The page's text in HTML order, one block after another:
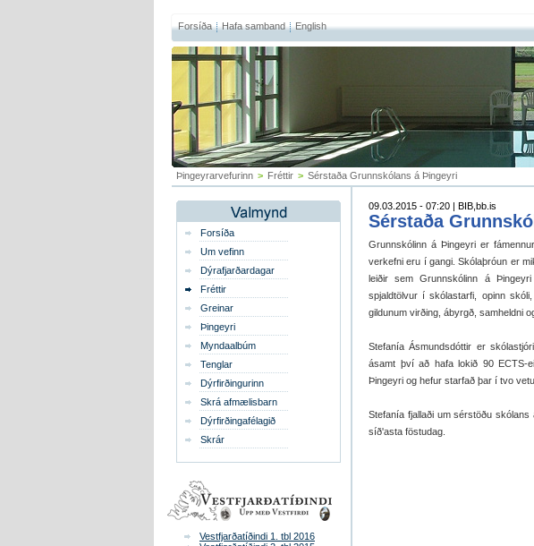
Forsíða Hafa samband English
Þingeyrarvefurinn > Fréttir > Sérstaða Grunnskólans á Þingeyri
Forsíða
Um vefinn
Dýrafjarðardagar
Fréttir
Greinar
Þingeyri
Myndaalbúm
Tenglar
Dýrfirðingurinn
Skrá afmælisbarn
Dýrfirðingafélagið
Skrár
Vestfjarðatíðindi 1. tbl 2016
09.03.2015 - 07:20 | BIB,bb.is
Sérstaða
Grunnskólinn á Þingeyri er
verkefni eru í gangi. Skólaþróun er
leiðir sem Grunnskólinn á
spjaldtölvur í skólastarfi, opinn
gildunum virðing, ábyrgð, samheldni
Stefanía Ásmundsdóttir er
ásamt því að hafa lokið 90 ECTS-
Þingeyri og hefur starfað þar í tvo
Stefanía fjallaði um sérstöðu
síð'asta föstudag.